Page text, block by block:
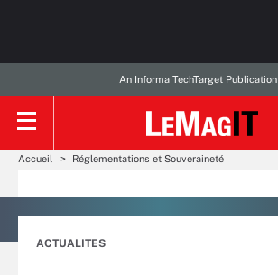
An Informa TechTarget Publication
Accueil Réglementations et Souveraineté
ACTUALITES